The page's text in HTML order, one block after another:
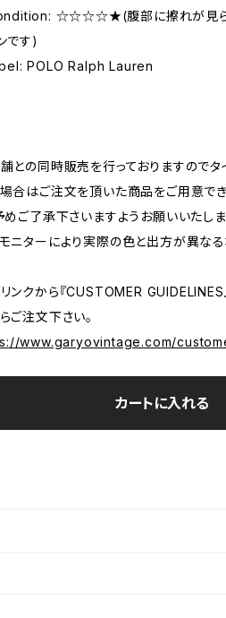
☆☆☆☆★(腹部に擦れが見ら
です)
POLO Ralph Lauren
との同時販売を行っておりますのでタ
合はご注文を頂いた商品をご用意で
めご了承下さいますようお願いいたしま
ニターにより実際の色と出方が異なる
ンクから『CUSTOMER GUIDELINES
ご注文下さい。
www.garyovintage.com/
カートに入れる